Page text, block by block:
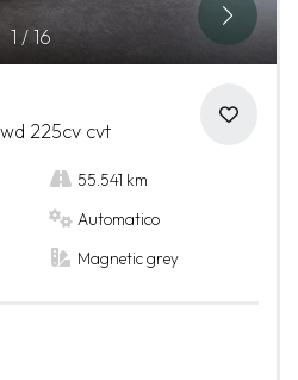
1 / 16
225cv cvt
55.541 km
Automatico
Magnetic grey